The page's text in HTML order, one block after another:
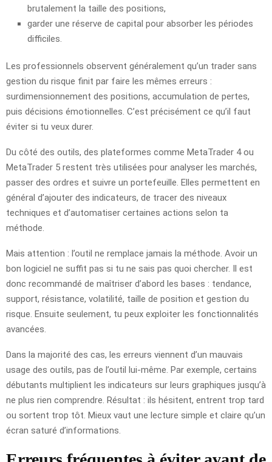
brutalement la taille des positions,
garder une réserve de capital pour absorber les périodes
difficiles.
Les professionnels observent généralement qu’un trader sans
gestion du risque finit par faire les mêmes erreurs :
surdimensionnement des positions, accumulation de pertes,
puis décisions émotionnelles. C’est précisément ce qu’il faut
éviter si tu veux durer.
Du côté des outils, des plateformes comme MetaTrader 4 ou
MetaTrader 5 restent très utilisées pour analyser les marchés,
passer des ordres et suivre un portefeuille. Elles permettent en
général d’ajouter des indicateurs, de tracer des niveaux
techniques et d’automatiser certaines actions selon ta
méthode.
Mais attention : l’outil ne remplace jamais la méthode. Avoir un
bon logiciel ne suffit pas si tu ne sais pas quoi chercher. Il est
donc recommandé de maîtriser d’abord les bases : tendance,
support, résistance, volatilité, taille de position et gestion du
risque. Ensuite seulement, tu peux exploiter les fonctionnalités
avancées.
Dans la majorité des cas, les erreurs viennent d’un mauvais
usage des outils, pas de l’outil lui-même. Par exemple, certains
débutants multiplient les indicateurs sur leurs graphiques jusqu’à
ne plus rien comprendre. Résultat : ils hésitent, entrent trop tard
ou sortent trop tôt. Mieux vaut une lecture simple et claire qu’un
écran saturé d’informations.